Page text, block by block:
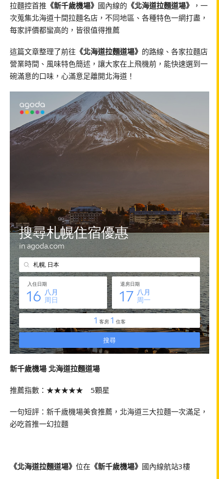
拉麵控首推 《新千歲機場》 國內線的 《北海道拉麵道場》
，一
次蒐集北海道十間拉麵名店，不同地區、各種特色一網打盡，
每家評價都蠻高的，皆很值得推薦
這篇文章整理了前往 《北海道拉麵道場》 的路線、各家拉麵店
營業時間、風味特色簡述，讓大家在上飛機前，能快速選到一
碗滿意的口味，心滿意足離開北海道！
新千歲機場 北海道拉麵道場
推薦指數：★★★★★ 5顆星
一句短評：新千歲機場美食推薦，北海道三大拉麵一次滿足，
必吃首推一幻拉麵
《北海道拉麵道場》 位在 《新千歲機場》 國內線航站3樓